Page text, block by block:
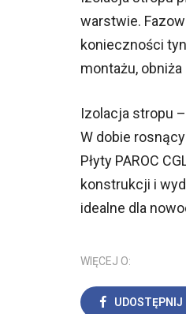
warstwie.
konieczności
montażu,
Izolacja stropu
W dobie
Płyty PAROC
konstrukcji i
idealne dla
WIĘCEJ O:
UDOSTĘPNIJ